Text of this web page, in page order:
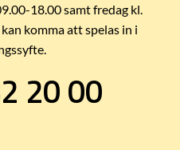
18.00 samt fredag kl.
komma att spelas in i
20 00